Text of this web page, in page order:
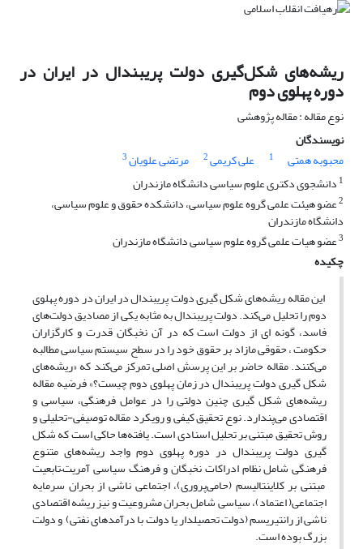
ریشه‌های شکل‌گیری دولت پریبندال در ایران در
دوره پهلوی دوم
نوع مقاله : مقاله پژوهشی
نویسندگان
محبوبه همتی
1 علی کریمی2 مرتضی علویان3
1 دانشجوی دکتری علوم سیاسی دانشگاه مازندران
2عضو هیئت علمی گروه علوم سیاسی، دانشکده حقوق و علوم سیاسی،
دانشگاه مازندران
3عضو هیات علمی گروه علوم سیاسی دانشگاه مازندران
چکیده
این مقاله ریشه‌های شکل گیری دولت پریبندال در ایران در دوره پهلوی
دوم را تحلیل می‌کند. دولت پریبندال به مثابه یکی از مصادیق دولت‌های
فاسد، گونه ای از دولت است که در آن نخبگان قدرت و کارگزاران
حکومت ، حقوقی مازاد بر حقوق خود را در سطح سیستم سیاسی مطالبه
می‌کنند. مقاله حاضر بر این پرسش اصلی تمرکز می‌کند که «ریشه‌های
شکل گیری دولت پریبندال در زمان پهلوی دوم چیست؟» فرضیه مقاله
ریشه‌های شکل گیری چنین دولتی را در عوامل فرهنگی، سیاسی و
اقتصادی می‌پندارد. نوع تحقیق کیفی و رویکرد مقاله توصیفی-تحلیلی و
روش تحقیق مبتنی بر تحلیل اسنادی است. یافته‌ها حاکی است که شکل
گیری دولت پریبندال در دوره پهلوی دوم واجد ریشه‌های متنوع
فرهنگی شامل نظام ادراکات نخبگان و فرهنگ سیاسی آمریت–تابعیت
مبتنی بر کلاینتالیسم (حامی‌پروری)، اجتماعی ناشی از بحران سرمایه
اجتماعی( اعتماد)، سیاسی شامل بحران مشروعیت و نیز ریشه اقتصادی
ناشی از رانتیریسم (دولت تحصیلدار یا دولت با درآمدهای نفتی) و دولت
بزرگ بوده است.